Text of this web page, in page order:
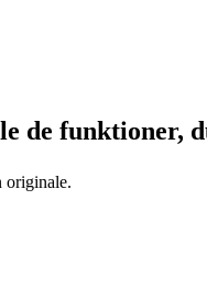
de funktioner,
originale.